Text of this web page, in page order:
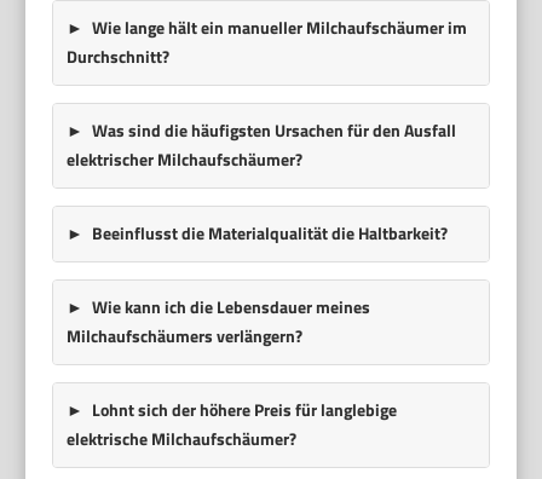
Wie lange hält ein manueller Milchaufschäumer im
Durchschnitt?
Was sind die häufigsten Ursachen für den Ausfall
elektrischer Milchaufschäumer?
Beeinflusst die Materialqualität die Haltbarkeit?
Wie kann ich die Lebensdauer meines
Milchaufschäumers verlängern?
Lohnt sich der höhere Preis für langlebige
elektrische Milchaufschäumer?